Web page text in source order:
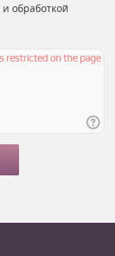
и обработкой